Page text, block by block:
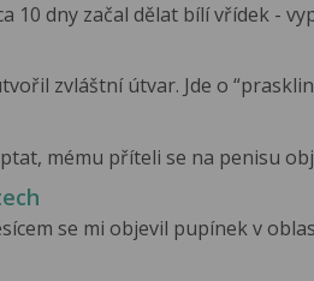
10 dny začal dělat bílí vřídek -
zvláštní útvar. Jde o
mému příteli se na penisu
se mi objevil pupínek v